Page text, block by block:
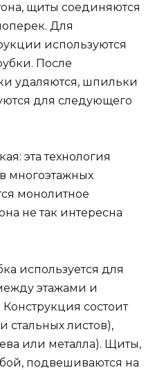
щиты соединяются
Для
используются
После
удаляются, шпильки
для следующего
эта технология
многоэтажных
монолитное
не так интересна
используется для
этажами и
состоит
стальных листов),
или металла). Щиты,
подвешиваются на